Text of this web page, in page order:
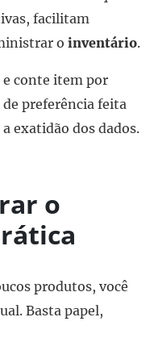
facilitam
o inventário.
e conte item por
preferência feita
exatidão dos dados.
o
produtos, você
Basta papel,